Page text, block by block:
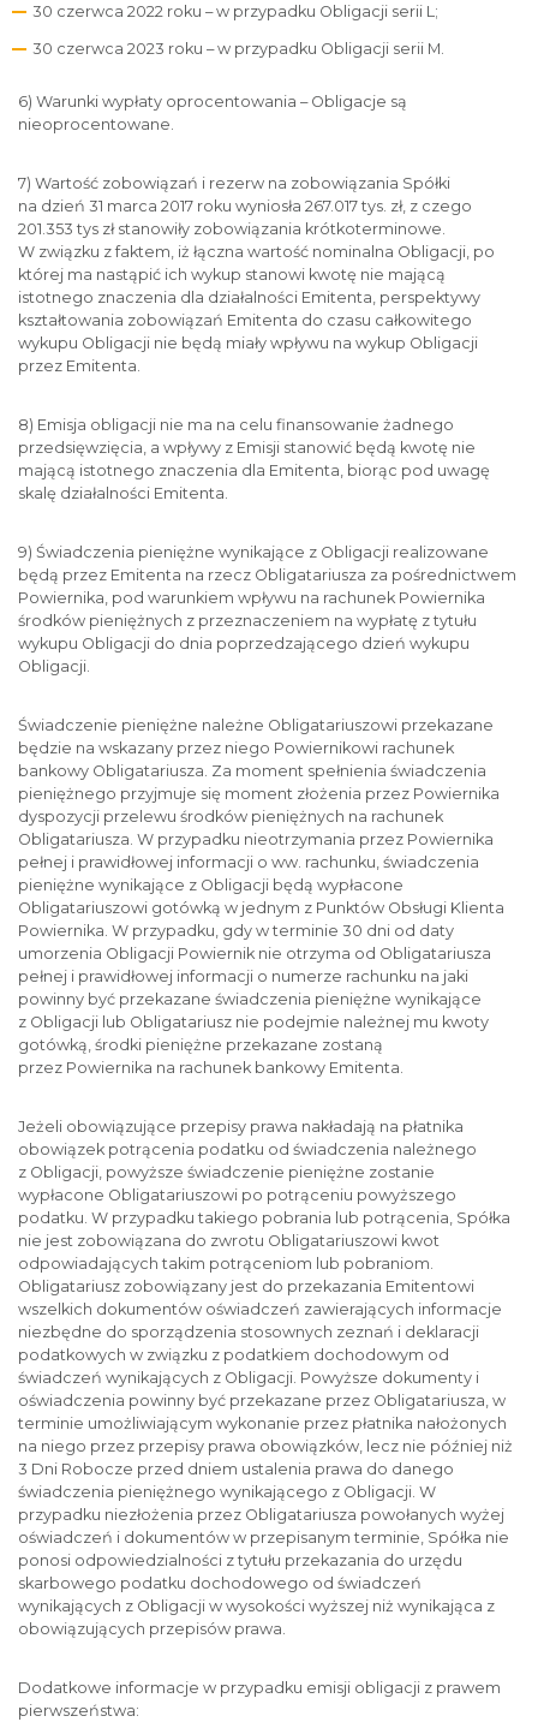
30 czerwca 2022 roku – w przypadku Obligacji serii L;
30 czerwca 2023 roku – w przypadku Obligacji serii M.
6) Warunki wypłaty oprocentowania – Obligacje są
nieoprocentowane.
7) Wartość zobowiązań i rezerw na zobowiązania Spółki
na dzień 31 marca 2017 roku wyniosła 267.017 tys. zł, z czego
201.353 tys zł stanowiły zobowiązania krótkoterminowe.
W związku z faktem, iż łączna wartość nominalna Obligacji, po
której ma nastąpić ich wykup stanowi kwotę nie mającą
istotnego znaczenia dla działalności Emitenta, perspektywy
kształtowania zobowiązań Emitenta do czasu całkowitego
wykupu Obligacji nie będą miały wpływu na wykup Obligacji
przez Emitenta.
8) Emisja obligacji nie ma na celu finansowanie żadnego
przedsięwzięcia, a wpływy z Emisji stanowić będą kwotę nie
mającą istotnego znaczenia dla Emitenta, biorąc pod uwagę
skalę działalności Emitenta.
9) Świadczenia pieniężne wynikające z Obligacji realizowane
będą przez Emitenta na rzecz Obligatariusza za pośrednictwem
Powiernika, pod warunkiem wpływu na rachunek Powiernika
środków pieniężnych z przeznaczeniem na wypłatę z tytułu
wykupu Obligacji do dnia poprzedzającego dzień wykupu
Obligacji.
Świadczenie pieniężne należne Obligatariuszowi przekazane
będzie na wskazany przez niego Powiernikowi rachunek
bankowy Obligatariusza. Za moment spełnienia świadczenia
pieniężnego przyjmuje się moment złożenia przez Powiernika
dyspozycji przelewu środków pieniężnych na rachunek
Obligatariusza. W przypadku nieotrzymania przez Powiernika
pełnej i prawidłowej informacji o ww. rachunku, świadczenia
pieniężne wynikające z Obligacji będą wypłacone
Obligatariuszowi gotówką w jednym z Punktów Obsługi Klienta
Powiernika. W przypadku, gdy w terminie 30 dni od daty
umorzenia Obligacji Powiernik nie otrzyma od Obligatariusza
pełnej i prawidłowej informacji o numerze rachunku na jaki
powinny być przekazane świadczenia pieniężne wynikające
z Obligacji lub Obligatariusz nie podejmie należnej mu kwoty
gotówką, środki pieniężne przekazane zostaną
przez Powiernika na rachunek bankowy Emitenta.
Jeżeli obowiązujące przepisy prawa nakładają na płatnika
obowiązek potrącenia podatku od świadczenia należnego
z Obligacji, powyższe świadczenie pieniężne zostanie
wypłacone Obligatariuszowi po potrąceniu powyższego
podatku. W przypadku takiego pobrania lub potrącenia, Spółka
nie jest zobowiązana do zwrotu Obligatariuszowi kwot
odpowiadających takim potrąceniom lub pobraniom.
Obligatariusz zobowiązany jest do przekazania Emitentowi
wszelkich dokumentów oświadczeń zawierających informacje
niezbędne do sporządzenia stosownych zeznań i deklaracji
podatkowych w związku z podatkiem dochodowym od
świadczeń wynikających z Obligacji. Powyższe dokumenty i
oświadczenia powinny być przekazane przez Obligatariusza, w
terminie umożliwiającym wykonanie przez płatnika nałożonych
na niego przez przepisy prawa obowiązków, lecz nie później niż
3 Dni Robocze przed dniem ustalenia prawa do danego
świadczenia pieniężnego wynikającego z Obligacji. W
przypadku niezłożenia przez Obligatariusza powołanych wyżej
oświadczeń i dokumentów w przepisanym terminie, Spółka nie
ponosi odpowiedzialności z tytułu przekazania do urzędu
skarbowego podatku dochodowego od świadczeń
wynikających z Obligacji w wysokości wyższej niż wynikająca z
obowiązujących przepisów prawa.
Dodatkowe informacje w przypadku emisji obligacji z prawem
pierwszeństwa: